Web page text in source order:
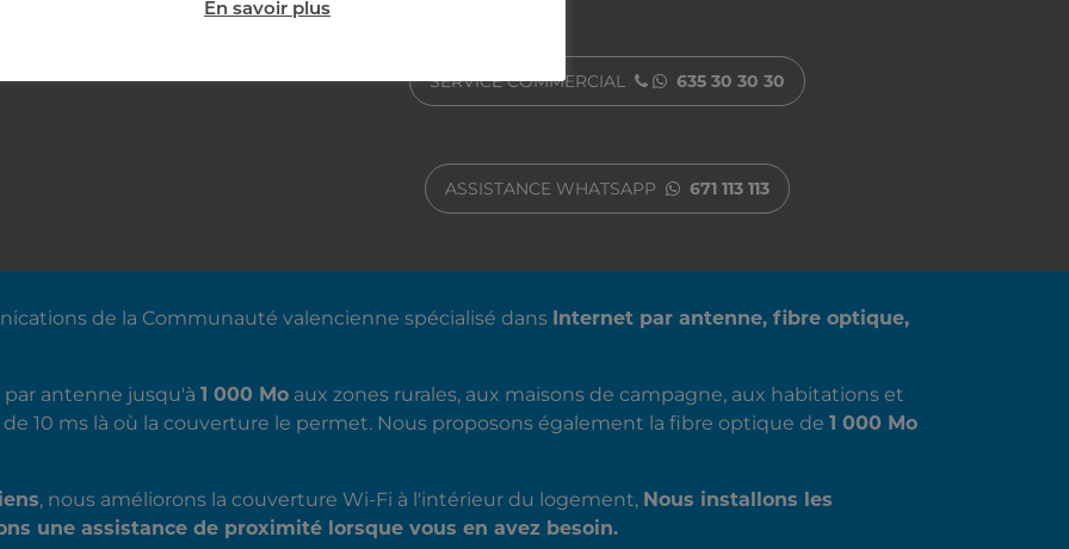
SERVICE COMMERCIAL 635 30 30 30
ASSISTANCE WHATSAPP 671 113 113
de la Communauté valencienne spécialisé dans Internet par antenne, fibre optique,
antenne jusqu'à 1 000 Mo aux zones rurales, aux maisons de campagne, aux habitations et
10 ms là où la couverture le permet. Nous proposons également la fibre optique de 1 000 Mo
, nous améliorons la couverture Wi-Fi à l'intérieur du logement, Nous installons les
une assistance de proximité lorsque vous en avez besoin.
En savoir plus